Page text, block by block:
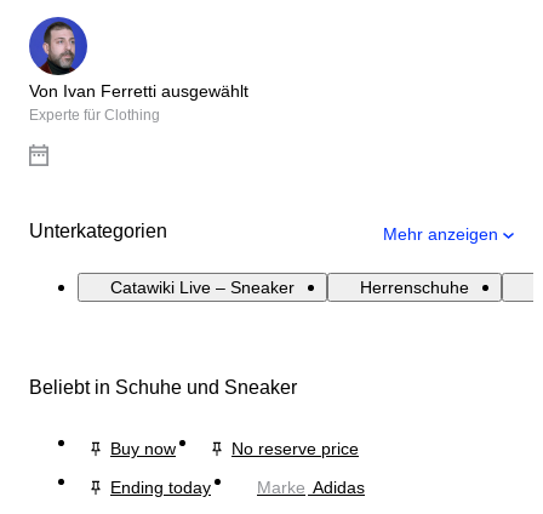
Von Ivan Ferretti ausgewählt
Experte für Clothing
Unterkategorien Mehr anzeigen
Catawiki Live – Sneaker Herrenschuhe
Beliebt in Schuhe und Sneaker
Buy now
No reserve price
Ending today
Marke Adidas